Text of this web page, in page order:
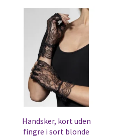
Handsker, kort uden
fingre i sort blonde